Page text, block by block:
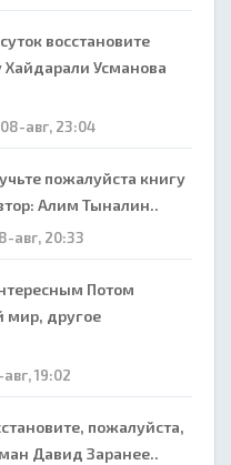
восстановите
Хайдарали Усманова
08-авг, 23:04
пожалуйста книгу
Алим Тыналин..
авг, 20:33
Потом
мир, другое
19:02
пожалуйста,
Давид Заранее..